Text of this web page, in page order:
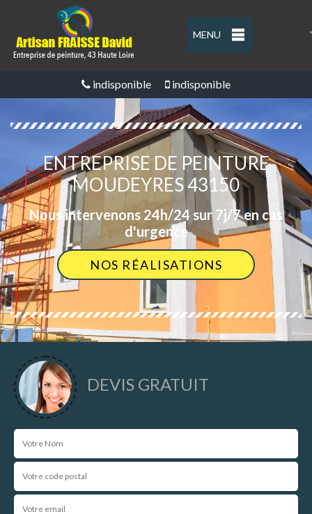
MENU '
indisponible indisponible
ENTREPRISE DE PEINTURE
MOUDEYRES 43150
Nous intervenons 24h/24 sur 7j/7 en cas
d'urgence
NOS RÉALISATIONS
DEVIS GRATUIT